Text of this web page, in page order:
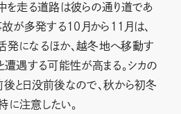
を走る道路は彼らの通り道であ
故が多発する10月から11月は、
発になるほか、越冬地へ移動す
遭遇する可能性が高まる。シカの
と日没前後なので、秋から初冬
に注意したい。